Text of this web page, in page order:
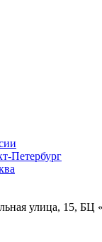
Петербург
улица, 15, БЦ